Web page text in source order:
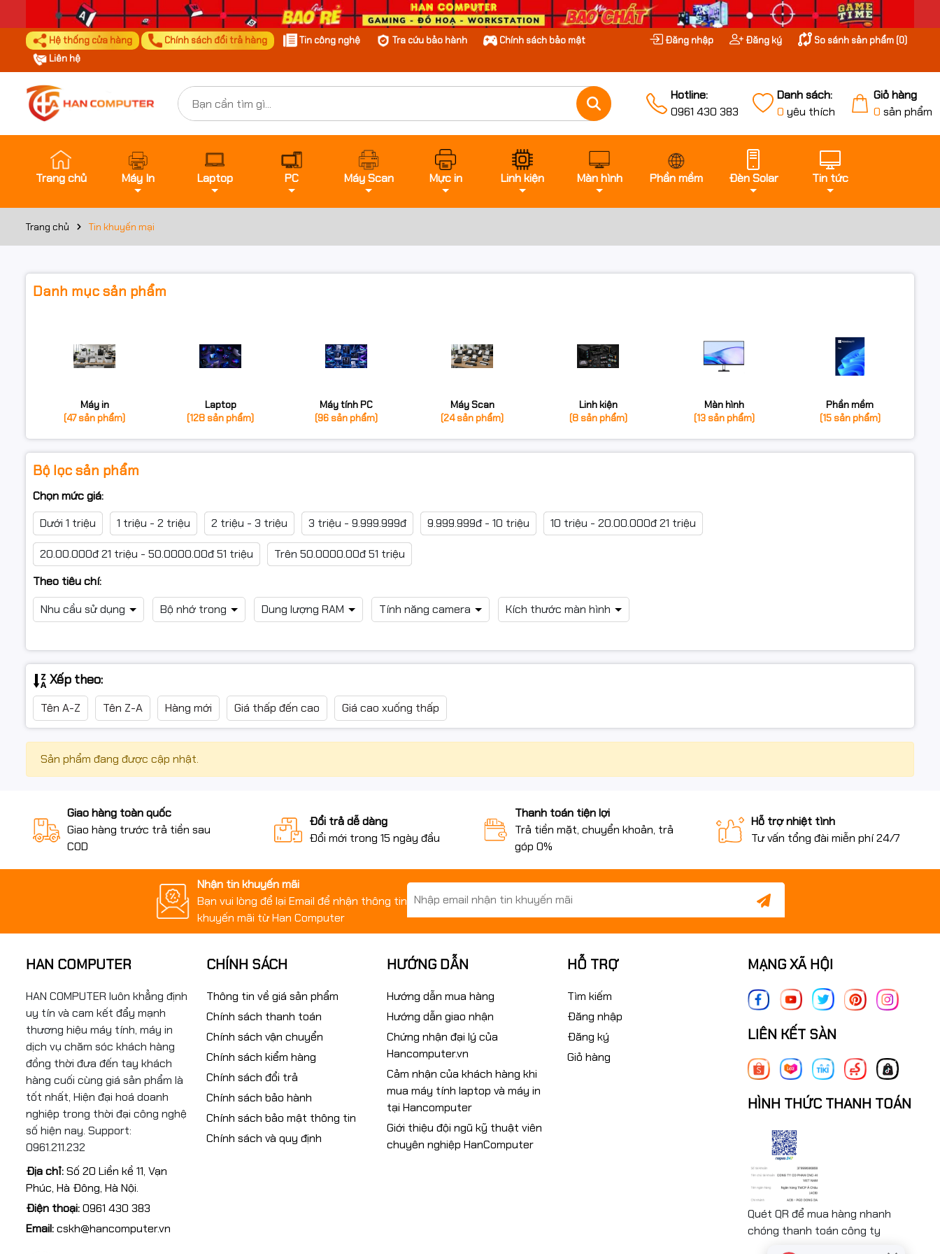
Hệ thống cửa hàng Chính sách đổi trả hàng Tin công nghệ Tra cứu bảo hành
Chính sách bảo mật
Liên hệ
Đăng nhập Đăng ký So sánh sản phẩm (0)
Hotline:
0961 430 383
Danh sách:
0 yêu thích
Giỏ hàng
0 sản phẩm
Trang chủ Máy In Laptop PC Máy Scan Mực in Linh kiện Màn hình Phần mềm Đèn Solar Tin tức
Trang chủ Tin khuyến mại
Danh mục sản phẩm
Máy in
(47 sản phẩm)
Laptop
(128 sản phẩm)
Máy tính PC
(96 sản phẩm)
Máy Scan
(24 sản phẩm)
Linh kiện
(8 sản phẩm)
Màn hình
(13 sản phẩm)
Phần mềm
(15 sản phẩm)
Bộ lọc sản phẩm
Chọn mức giá:
Dưới 1 triệu
1 triệu - 2 triệu 2 triệu - 3 triệu 3 triệu - 9.999.999đ 9.999.999đ - 10 triệu 10 triệu - 20.00.000đ 21 triệu
20.00.000đ 21 triệu - 50.0000.00đ 51 triệu
Trên 50.0000.00đ 51 triệu
Theo tiêu chí:
Nhu cầu sử dụng
Bộ nhớ trong Dung lượng RAM Tính năng camera Kích thước màn hình
Xếp theo:
Tên A-Z Tên Z-A Hàng mới Giá thấp đến cao Giá cao xuống thấp
Sản phẩm đang được cập nhật.
Giao hàng toàn quốc
Giao hàng trước trả tiền sau
COD
Đổi trả dễ dàng
Đổi mới trong 15 ngày đầu
Thanh toán tiện lợi
Trả tiền mặt, chuyển khoản, trả
góp 0%
Hỗ trợ nhiệt tình
Tư vấn tổng đài miễn phí 24/7
Nhận tin khuyến mãi
Bạn vui lòng để lại Email để nhận thông tin
khuyến mãi từ Han Computer
HAN COMPUTER
HAN COMPUTER luôn khẳng định
uy tín và cam kết đẩy mạnh
thương hiệu máy tính, máy in
dịch vụ chăm sóc khách hàng
đồng thời đưa đến tay khách
hàng cuối cùng giá sản phẩm là
tốt nhất, Hiện đại hoá doanh
nghiệp trong thời đại công nghệ
số hiện nay. Support:
0961.211.232
Địa chỉ:Số 20 Liền kề 11, Vạn
Phúc, Hà Đông, Hà Nội.
Điện thoại:0961 430 383
Email:cskh@hancomputer.vn
CHÍNH SÁCH
Thông tin về giá sản phẩm
Chính sách thanh toán
Chính sách vận chuyển
Chính sách kiểm hàng
Chính sách đổi trả
Chính sách bảo hành
Chính sách bảo mật thông tin
Chính sách và quy định
HƯỚNG DẪN
Hướng dẫn mua hàng
Hướng dẫn giao nhận
Chứng nhận đại lý của
Hancomputer.vn
Cảm nhận của khách hàng khi
mua máy tính laptop và máy in
tại Hancomputer
Giới thiệu đội ngũ kỹ thuật viên
chuyên nghiệp HanComputer
HỖ TRỢ
Tìm kiếm
Đăng nhập
Đăng ký
Giỏ hàng
MẠNG XÃ HỘI
LIÊN KẾT SÀN
HÌNH THỨC THANH TOÁN
Quét QR để mua hàng nhanh
chóng thanh toán công ty